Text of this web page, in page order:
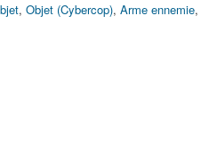
, Objet (Cybercop), Arme ennemie,